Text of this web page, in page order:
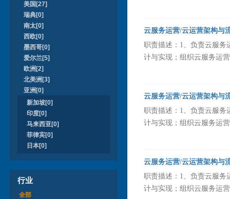
美国[27]
瑞典[0]
南太[0]
西欧[0]
墨西哥[0]
爱尔兰[5]
欧洲[2]
北美洲[3]
亚洲[0]
新加坡[0]
印度[0]
马来西亚[0]
菲律宾[0]
日本[0]
行业
全部
云服务运营/云运营架构与
职责描述：1、负责云服务
计与实现；组织云服务运
云服务运营/云运营架构与
职责描述：1、负责云服务
计与实现；组织云服务运
云服务运营/云运营架构与
职责描述：1、负责云服务
计与实现；组织云服务运